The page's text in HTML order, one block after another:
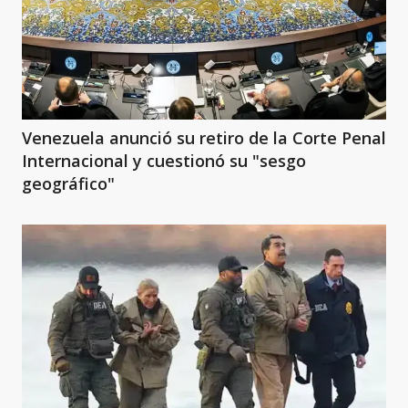
Venezuela anunció su retiro de la Corte Penal
Internacional y cuestionó su "sesgo
geográfico"